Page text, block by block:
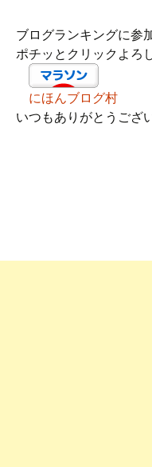
ブログランキングに参
ポチッとクリックよろ
にほんブログ村
いつもありがとうござ